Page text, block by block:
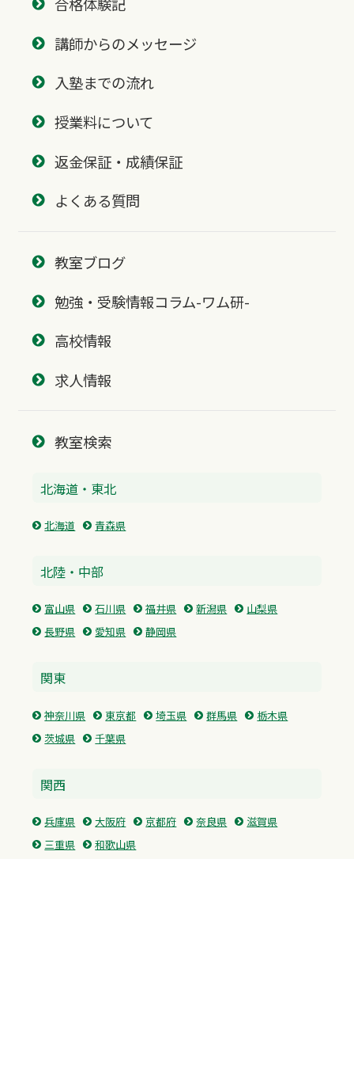
合格体験記
講師からのメッセージ
入塾までの流れ
授業料について
返金保証・成績保証
よくある質問
教室ブログ
勉強・受験情報コラム-ワム研-
高校情報
求人情報
教室検索
北海道・東北
北海道 青森県
北陸・中部
富山県 石川県 福井県 新潟県
山梨県
長野県
愛知県 静岡県
関東
神奈川県 東京都 埼玉県 群馬県
栃木県
茨城県
千葉県
関西
兵庫県 大阪府 京都府 奈良県
滋賀県
三重県
和歌山県